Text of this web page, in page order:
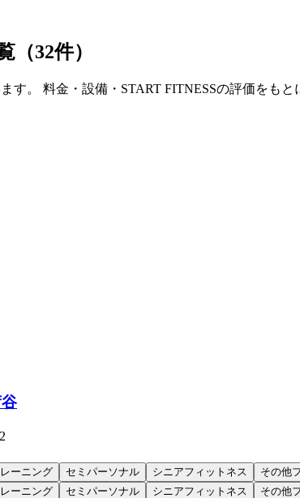
32件）
。 料金・設備・START FITNESSの評価をもと
ーニング セミパーソナル シニアフィットネス
その他
ーニング セミパーソナル シニアフィットネス その他